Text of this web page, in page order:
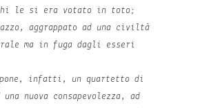
le si era votato in toto;
aggrappato ad una civiltà
ma in fuga dagli esseri
infatti, un quartetto di
nuova consapevolezza, ad